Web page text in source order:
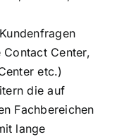
Center,
etc.)
die auf
Fachbereichen
lange